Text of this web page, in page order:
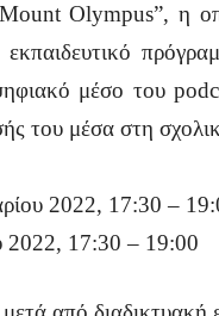
Olympus”, η
μέσο του
του μέσα στη
2022, 17:30 –
2022, 17:30 – 19:00